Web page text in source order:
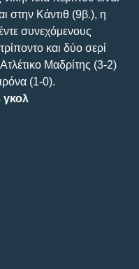
στην Κάντιθ (9β.), η
συνεχόμενους
και δύο σερί
Μαδρίτης (3-2)
(1-0).
γκολ